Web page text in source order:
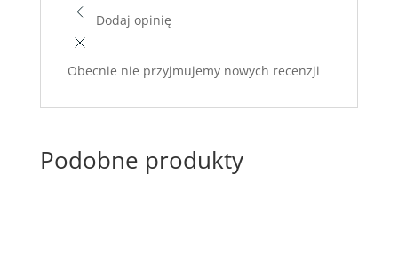
Dodaj opinię
Obecnie nie przyjmujemy nowych recenzji
Podobne produkty